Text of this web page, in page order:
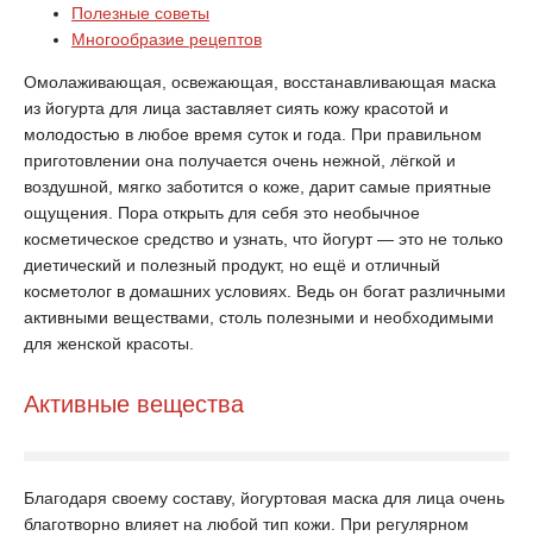
Полезные советы
Многообразие рецептов
Омолаживающая, освежающая, восстанавливающая маска
из йогурта для лица заставляет сиять кожу красотой и
молодостью в любое время суток и года. При правильном
приготовлении она получается очень нежной, лёгкой и
воздушной, мягко заботится о коже, дарит самые приятные
ощущения. Пора открыть для себя это необычное
косметическое средство и узнать, что йогурт — это не только
диетический и полезный продукт, но ещё и отличный
косметолог в домашних условиях. Ведь он богат различными
активными веществами, столь полезными и необходимыми
для женской красоты.
Активные вещества
Благодаря своему составу, йогуртовая маска для лица очень
благотворно влияет на любой тип кожи. При регулярном